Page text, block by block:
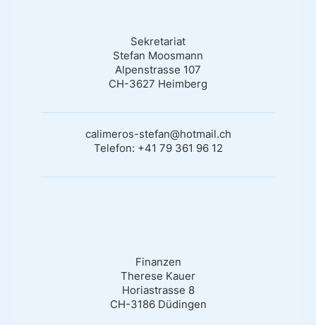
Sekretariat
Stefan Moosmann
Alpenstrasse 107
CH-3627 Heimberg
calimeros-stefan@hotmail.ch
Telefon: +41 79 361 96 12
Finanzen
Therese Kauer
Horiastrasse 8
CH-3186 Düdingen